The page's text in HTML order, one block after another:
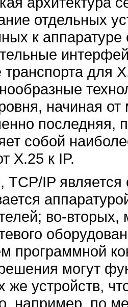
отдельных
к аппаратуре
транспорта для
начиная
последняя,
собой
X.25 к IP.
TCP/IP является
во-вторых,
программной
могут
же устройств,
например, по